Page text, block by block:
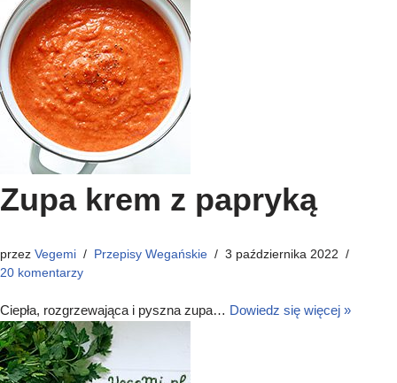
Zupa krem z papryką
przez Vegemi Przepisy Wegańskie
3 października 2022
20 komentarzy
Ciepła, rozgrzewająca i pyszna zupa… Dowiedz się więcej »